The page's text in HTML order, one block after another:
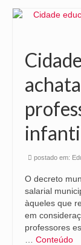
postado em:
O decreto
salarial
àqueles que
em
professores
Conteúdo